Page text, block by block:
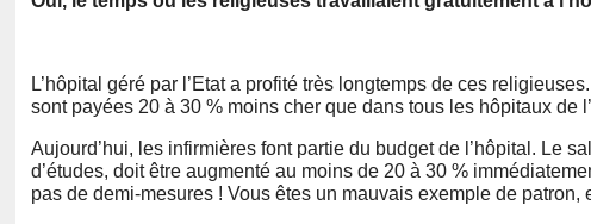
L’hôpital géré par l’Etat a profité très longtemps de ces
sont payées 20 à 30 % moins cher que dans tous les hôpitaux de
Aujourd’hui, les infirmières font partie du budget de l’hôpital. Le
d’études, doit être augmenté au moins de 20 à 30 %
pas de demi-mesures ! Vous êtes un mauvais exemple de patron,